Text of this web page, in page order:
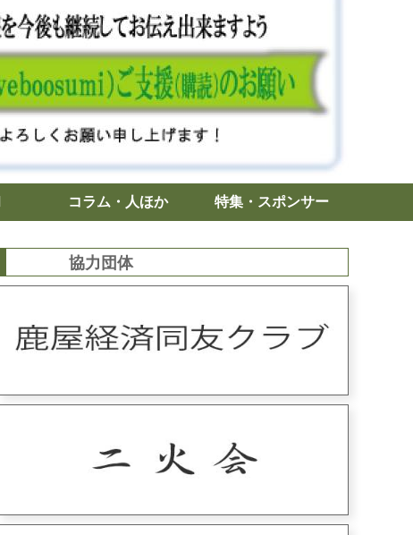
コラム・人ほか 特集・スポンサー
協力団体